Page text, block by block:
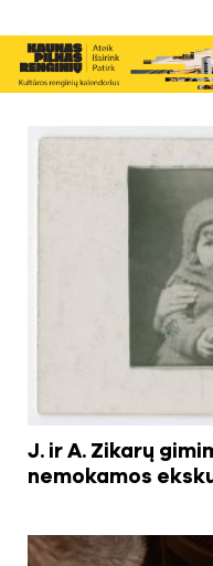
J. ir A. Zikarų
nemokamos